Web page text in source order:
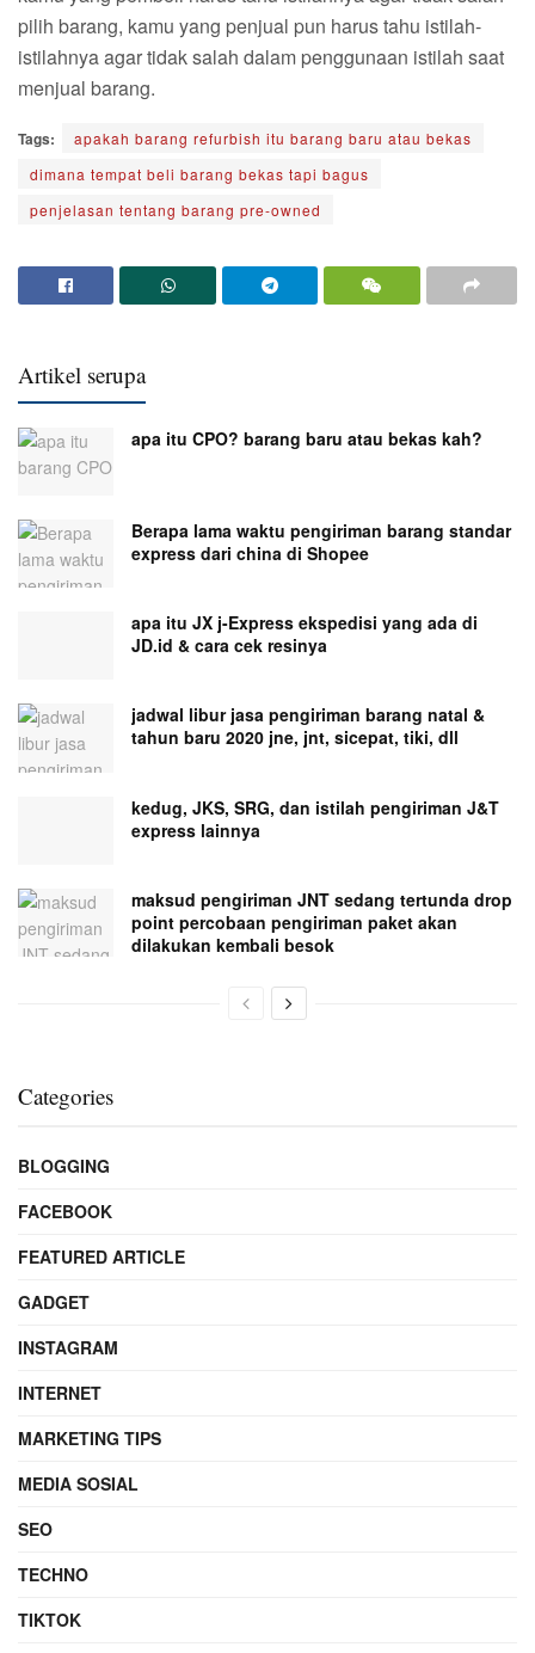
pilih barang, kamu yang penjual pun harus tahu istilah-
istilahnya agar tidak salah dalam penggunaan istilah saat
menjual barang.
Tags:
apakah barang refurbish itu barang baru atau bekas
dimana tempat beli barang bekas tapi bagus
penjelasan tentang barang pre-owned
Artikel serupa
apa itu CPO? barang baru atau bekas kah?
Berapa lama waktu pengiriman barang standar
express dari china di Shopee
apa itu JX j-Express ekspedisi yang ada di
JD.id & cara cek resinya
jadwal libur jasa pengiriman barang natal &
tahun baru 2020 jne, jnt, sicepat, tiki, dll
kedug, JKS, SRG, dan istilah pengiriman J&T
express lainnya
maksud pengiriman JNT sedang tertunda drop
point percobaan pengiriman paket akan
dilakukan kembali besok
Categories
BLOGGING
FACEBOOK
FEATURED ARTICLE
GADGET
INSTAGRAM
INTERNET
MARKETING TIPS
MEDIA SOSIAL
SEO
TECHNO
TIKTOK